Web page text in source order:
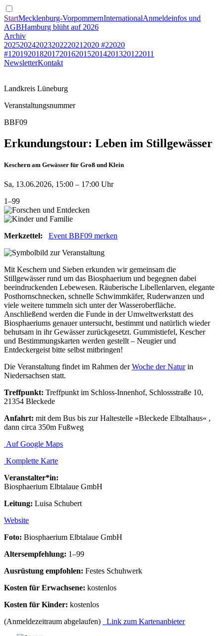
StartMecklenburg-VorpommernInternationalAnmeldeinfos und
AGBHamburg blüht auf 2026
Archiv
20252024202320222021 2020 #22020
#1 201920182017201620152014201320122011
NewsletterKontakt
Landkreis Lüneburg
Veranstaltungsnummer
BBF09
Erkundungstour: Leben im Stillgewässer
Keschern am Gewässer für Groß und Klein
Sa, 13.06.2026, 15:00 – 17:00 Uhr
1–99
Merkzettel: Event BBF09 merken
Mit Keschern und Sieben erkunden wir gemeinsam die
Stillgewässer rund um das Biosphaerium und begegnen dabei
beeindruckenden Lebewesen. Räuberische Libellenlarven, elegante
Posthornschnecken, schnelle Schwimmkäfer, Ruderwanzen und
viele weitere tummeln sich unter der Wasseroberfläche.
Anschließend werden die Funde in der Umweltwerkstatt des
Biosphaeriums genauer untersucht, bestimmt und natürlich wieder
behutsam in ihr Gewässer zurückgesetzt. Gummistiefel, Kescher
und Bestimmungskarten werden gestellt – Neugier und
Entdeckergeist bitte selbst mitbringen!
Die Veranstaltung findet im Rahmen derWoche der Naturin
Niedersachsen statt.
Treffpunkt: Treffpunkt im Schloss-Innenhof, Schlossstraße 10,
21354 Bleckede
Anfahrt: mit dem Bus bis zur Haltestelle »Bleckede Elbtalhaus« ,
dann circa 350m Fußweg
Auf Google Maps
Komplette Karte
Veranstalter*in:
Biosphaerium Elbtalaue GmbH
Leitung: Luisa Schubert
Website
Foto: Biosphaerium Elbtalaue GmbH
Altersempfehlung: 1–99
Ausrüstung empfohlen: Festes Schuhwerk
Kosten für Erwachsene: kostenlos
Kosten für Kinder: kostenlos
(Anmeldezeitraum abgelaufen)
Link zum Kartenanbieter